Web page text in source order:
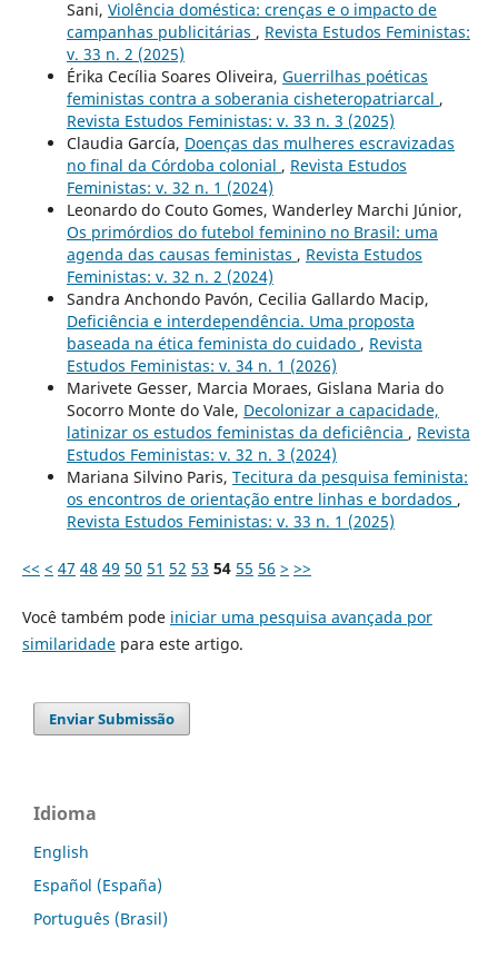
Sani, Violência doméstica: crenças e o impacto de
campanhas publicitárias , Revista Estudos Feministas:
v. 33 n. 2 (2025)
Érika Cecília Soares Oliveira, Guerrilhas poéticas
feministas contra a soberania cisheteropatriarcal ,
Revista Estudos Feministas: v. 33 n. 3 (2025)
Claudia García, Doenças das mulheres escravizadas
no final da Córdoba colonial , Revista Estudos
Feministas: v. 32 n. 1 (2024)
Leonardo do Couto Gomes, Wanderley Marchi Júnior,
Os primórdios do futebol feminino no Brasil: uma
agenda das causas feministas , Revista Estudos
Feministas: v. 32 n. 2 (2024)
Sandra Anchondo Pavón, Cecilia Gallardo Macip,
Deficiência e interdependência. Uma proposta
baseada na ética feminista do cuidado , Revista
Estudos Feministas: v. 34 n. 1 (2026)
Marivete Gesser, Marcia Moraes, Gislana Maria do
Socorro Monte do Vale, Decolonizar a capacidade,
latinizar os estudos feministas da deficiência , Revista
Estudos Feministas: v. 32 n. 3 (2024)
Mariana Silvino Paris, Tecitura da pesquisa feminista:
os encontros de orientação entre linhas e bordados ,
Revista Estudos Feministas: v. 33 n. 1 (2025)
<< < 47 48 49 50 51 52 53 54 55 56 > >>
Você também pode iniciar uma pesquisa avançada por
similaridadepara este artigo.
Enviar Submissão
Idioma
English
Español (España)
Português (Brasil)